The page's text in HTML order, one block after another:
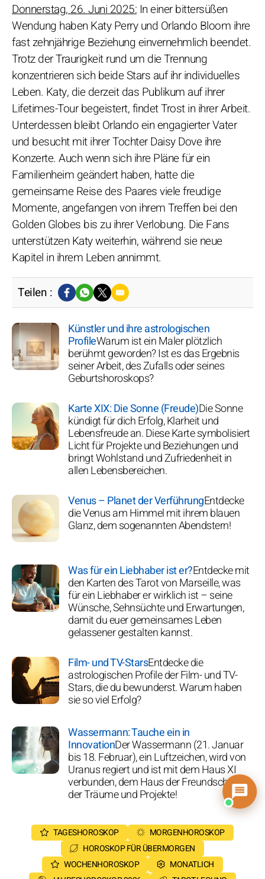
Donnerstag, 26. Juni 2025: In einer bittersüßen
Wendung haben Katy Perry und Orlando Bloom ihre
fast zehnjährige Beziehung einvernehmlich beendet.
Trotz der Traurigkeit rund um die Trennung
konzentrieren sich beide Stars auf ihr individuelles
Leben. Katy, die derzeit das Publikum auf ihrer
Lifetimes-Tour begeistert, findet Trost in ihrer Arbeit.
Unterdessen bleibt Orlando ein engagierter Vater
und besucht mit ihrer Tochter Daisy Dove ihre
Konzerte. Auch wenn sich ihre Pläne für ein
Familienheim geändert haben, hatte die
gemeinsame Reise des Paares viele freudige
Momente, angefangen von ihrem Treffen bei den
Golden Globes bis zu ihrer Verlobung. Die Fans
unterstützen Katy weiterhin, während sie neue
Kapitel in ihrem Leben annimmt.
Teilen :
Künstler und ihre astrologischen
ProfileWarum ist ein Maler plötzlich
berühmt geworden? Ist es das Ergebnis
seiner Arbeit, des Zufalls oder seines
Geburtshoroskops?
Karte XIX: Die Sonne (Freude)Die Sonne
kündigt für dich Erfolg, Klarheit und
Lebensfreude an. Diese Karte symbolisiert
Licht für Projekte und Beziehungen und
bringt Wohlstand und Zufriedenheit in
allen Lebensbereichen.
Venus – Planet der VerführungEntdecke
die Venus am Himmel mit ihrem blauen
Glanz, dem sogenannten Abendstern!
Was für ein Liebhaber ist er?Entdecke mit
den Karten des Tarot von Marseille, was
für ein Liebhaber er wirklich ist – seine
Wünsche, Sehnsüchte und Erwartungen,
damit du euer gemeinsames Leben
gelassener gestalten kannst.
Film- und TV-StarsEntdecke die
astrologischen Profile der Film- und TV-
Stars, die du bewunderst. Warum haben
sie so viel Erfolg?
Wassermann: Tauche ein in
InnovationDer Wassermann (21. Januar
bis 18. Februar), ein Luftzeichen, wird von
Uranus regiert und ist mit dem Haus XI
verbunden, dem Haus der Freundschaft,
der Träume und Projekte!
TAGESHOROSKOP
MORGENHOROSKOP
HOROSKOP FÜR ÜBERMORGEN
WOCHENHOROSKOP
MONATLICH